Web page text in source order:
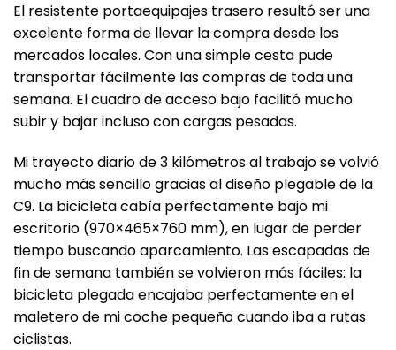
El resistente portaequipajes trasero resultó ser una
excelente forma de llevar la compra desde los
mercados locales. Con una simple cesta pude
transportar fácilmente las compras de toda una
semana. El cuadro de acceso bajo facilitó mucho
subir y bajar incluso con cargas pesadas.
Mi trayecto diario de 3 kilómetros al trabajo se volvió
mucho más sencillo gracias al diseño plegable de la
C9. La bicicleta cabía perfectamente bajo mi
escritorio (970×465×760 mm), en lugar de perder
tiempo buscando aparcamiento. Las escapadas de
fin de semana también se volvieron más fáciles: la
bicicleta plegada encajaba perfectamente en el
maletero de mi coche pequeño cuando iba a rutas
ciclistas.